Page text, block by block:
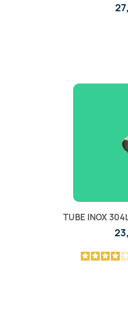
TUBE INOX